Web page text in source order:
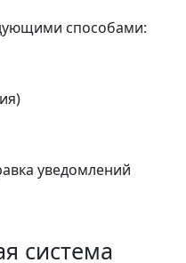
способами:
уведомлений
система